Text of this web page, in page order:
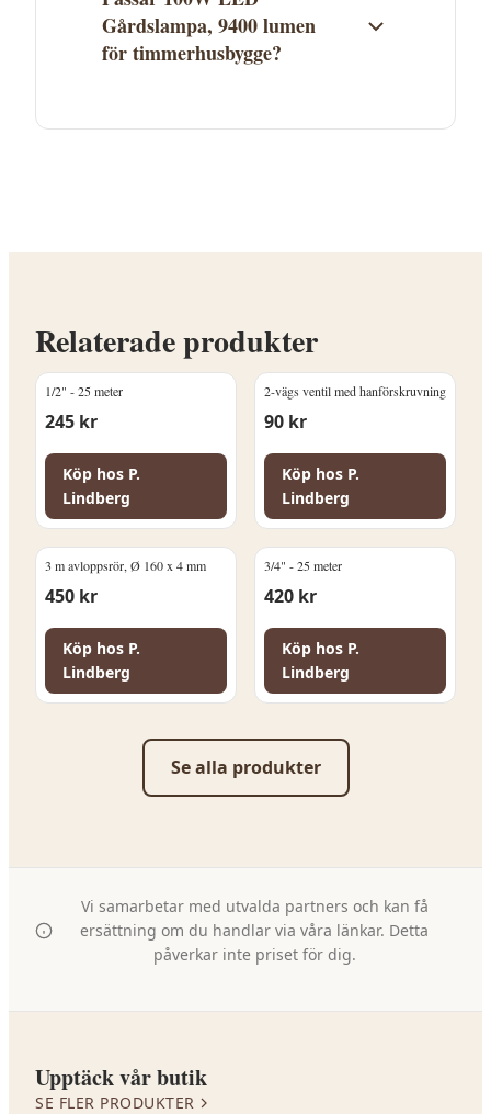
Gårdslampa, 9400 lumen
för timmerhusbygge?
Relaterade produkter
1/2" - 25 meter
245 kr
Köp hos P.
Lindberg
2-vägs ventil med hanförskruvning
90 kr
Köp hos P.
Lindberg
3 m avloppsrör, Ø 160 x 4 mm
450 kr
Köp hos P.
Lindberg
3/4" - 25 meter
420 kr
Köp hos P.
Lindberg
Se alla produkter
Vi samarbetar med utvalda partners och kan få
ersättning om du handlar via våra länkar. Detta
påverkar inte priset för dig.
Upptäck vår butik
SE FLER PRODUKTER